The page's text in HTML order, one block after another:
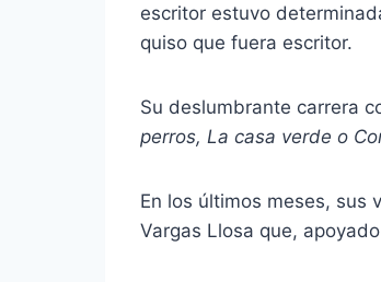
escritor estuvo
quiso que fuera escritor.
Su deslumbrante carrera
perros, La casa verde o
En los últimos meses, sus
Vargas Llosa que,